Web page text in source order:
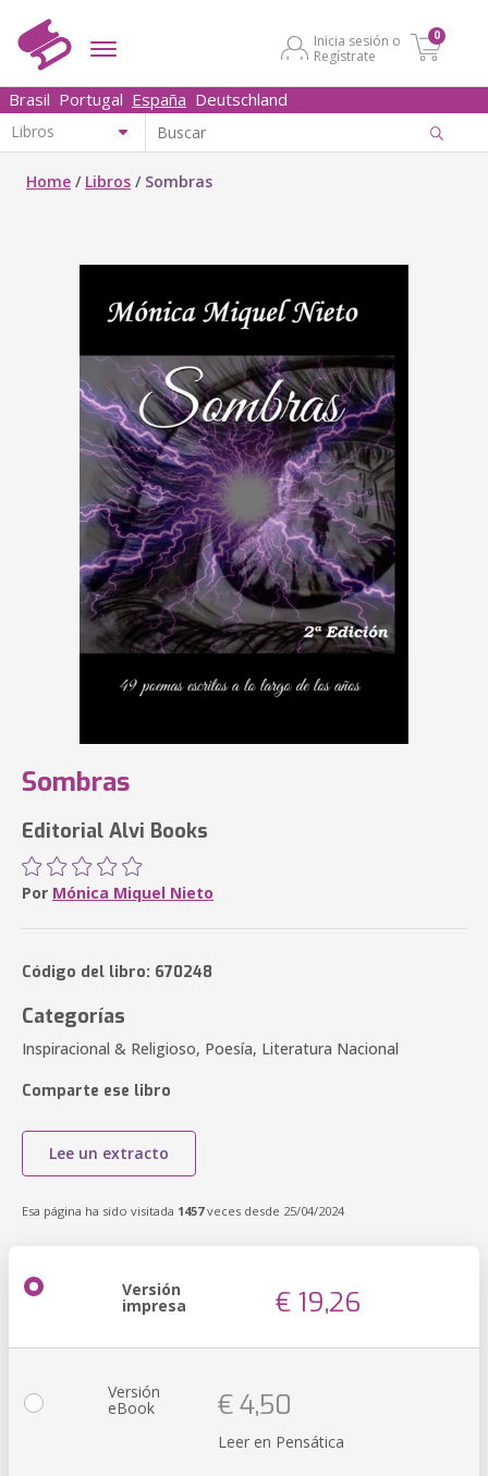
Inicia sesión o
Regístrate
0
Brasil Portugal España Deutschland
Home / Libros / Sombras
Sombras
Editorial Alvi Books
Por Mónica Miquel Nieto
Código del libro: 670248
Categorías
Inspiracional & Religioso, Poesía, Literatura Nacional
Comparte ese libro
Lee un extracto
Esa página ha sido visitada 1457veces desde 25/04/2024
Versión
impresa € 19,26
Versión
eBook € 4,50
Leer en Pensática